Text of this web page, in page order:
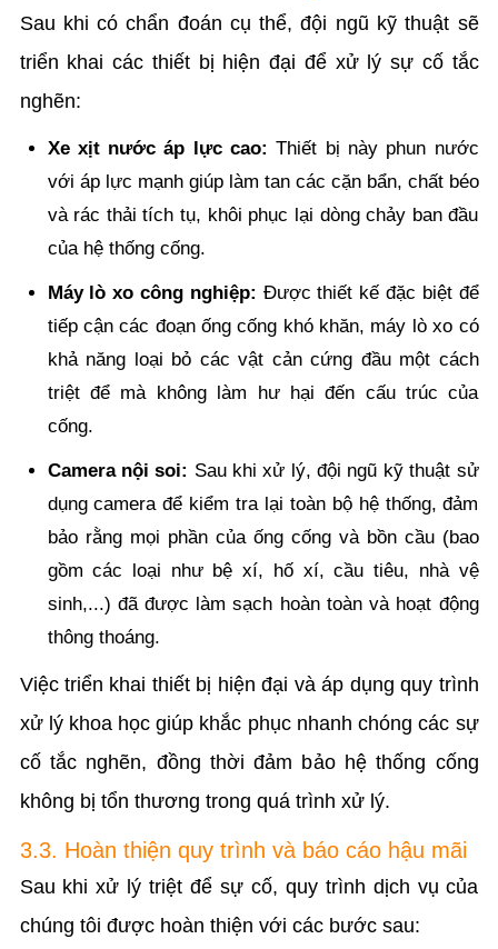
Sau khi có chẩn đoán cụ thể, đội ngũ kỹ thuật sẽ
triển khai các thiết bị hiện đại để xử lý sự cố tắc
nghẽn:
Xe xịt nước áp lực cao: Thiết bị này phun nước
với áp lực mạnh giúp làm tan các cặn bẩn, chất béo
và rác thải tích tụ, khôi phục lại dòng chảy ban đầu
của hệ thống cống.
Máy lò xo công nghiệp: Được thiết kế đặc biệt để
tiếp cận các đoạn ống cống khó khăn, máy lò xo có
khả năng loại bỏ các vật cản cứng đầu một cách
triệt để mà không làm hư hại đến cấu trúc của
cống.
Camera nội soi: Sau khi xử lý, đội ngũ kỹ thuật sử
dụng camera để kiểm tra lại toàn bộ hệ thống, đảm
bảo rằng mọi phần của ống cống và bồn cầu (bao
gồm các loại như bệ xí, hố xí, cầu tiêu, nhà vệ
sinh,...) đã được làm sạch hoàn toàn và hoạt động
thông thoáng.
Việc triển khai thiết bị hiện đại và áp dụng quy trình
xử lý khoa học giúp khắc phục nhanh chóng các sự
cố tắc nghẽn, đồng thời đảm bảo hệ thống cống
không bị tổn thương trong quá trình xử lý.
3.3. Hoàn thiện quy trình và báo cáo hậu mãi
Sau khi xử lý triệt để sự cố, quy trình dịch vụ của
chúng tôi được hoàn thiện với các bước sau: